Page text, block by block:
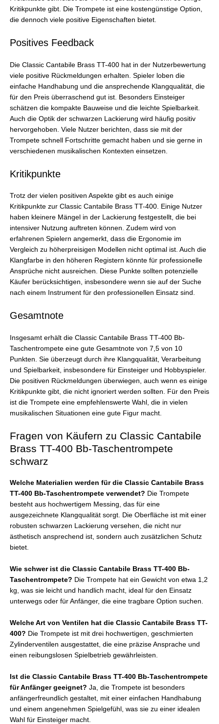
Kritikpunkte gibt. Die Trompete ist eine kostengünstige Option,
die dennoch viele positive Eigenschaften bietet.
Positives Feedback
Die Classic Cantabile Brass TT-400 hat in der Nutzerbewertung
viele positive Rückmeldungen erhalten. Spieler loben die
einfache Handhabung und die ansprechende Klangqualität, die
für den Preis überraschend gut ist. Besonders Einsteiger
schätzen die kompakte Bauweise und die leichte Spielbarkeit.
Auch die Optik der schwarzen Lackierung wird häufig positiv
hervorgehoben. Viele Nutzer berichten, dass sie mit der
Trompete schnell Fortschritte gemacht haben und sie gerne in
verschiedenen musikalischen Kontexten einsetzen.
Kritikpunkte
Trotz der vielen positiven Aspekte gibt es auch einige
Kritikpunkte zur Classic Cantabile Brass TT-400. Einige Nutzer
haben kleinere Mängel in der Lackierung festgestellt, die bei
intensiver Nutzung auftreten können. Zudem wird von
erfahrenen Spielern angemerkt, dass die Ergonomie im
Vergleich zu höherpreisigen Modellen nicht optimal ist. Auch die
Klangfarbe in den höheren Registern könnte für professionelle
Ansprüche nicht ausreichen. Diese Punkte sollten potenzielle
Käufer berücksichtigen, insbesondere wenn sie auf der Suche
nach einem Instrument für den professionellen Einsatz sind.
Gesamtnote
Insgesamt erhält die Classic Cantabile Brass TT-400 Bb-
Taschentrompete eine gute Gesamtnote von 7,5 von 10
Punkten. Sie überzeugt durch ihre Klangqualität, Verarbeitung
und Spielbarkeit, insbesondere für Einsteiger und Hobbyspieler.
Die positiven Rückmeldungen überwiegen, auch wenn es einige
Kritikpunkte gibt, die nicht ignoriert werden sollten. Für den Preis
ist die Trompete eine empfehlenswerte Wahl, die in vielen
musikalischen Situationen eine gute Figur macht.
Fragen von Käufern zu Classic Cantabile
Brass TT-400 Bb-Taschentrompete
schwarz
Welche Materialien werden für die Classic Cantabile Brass
TT-400 Bb-Taschentrompete verwendet? Die Trompete
besteht aus hochwertigem Messing, das für eine
ausgezeichnete Klangqualität sorgt. Die Oberfläche ist mit einer
robusten schwarzen Lackierung versehen, die nicht nur
ästhetisch ansprechend ist, sondern auch zusätzlichen Schutz
bietet.
Wie schwer ist die Classic Cantabile Brass TT-400 Bb-
Taschentrompete? Die Trompete hat ein Gewicht von etwa 1,2
kg, was sie leicht und handlich macht, ideal für den Einsatz
unterwegs oder für Anfänger, die eine tragbare Option suchen.
Welche Art von Ventilen hat die Classic Cantabile Brass TT-
400? Die Trompete ist mit drei hochwertigen, geschmierten
Zylinderventilen ausgestattet, die eine präzise Ansprache und
einen reibungslosen Spielbetrieb gewährleisten.
Ist die Classic Cantabile Brass TT-400 Bb-Taschentrompete
für Anfänger geeignet? Ja, die Trompete ist besonders
anfängerfreundlich gestaltet, mit einer einfachen Handhabung
und einem angenehmen Spielgefühl, was sie zu einer idealen
Wahl für Einsteiger macht.